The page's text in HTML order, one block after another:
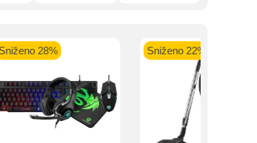
28% Sniženo 22%